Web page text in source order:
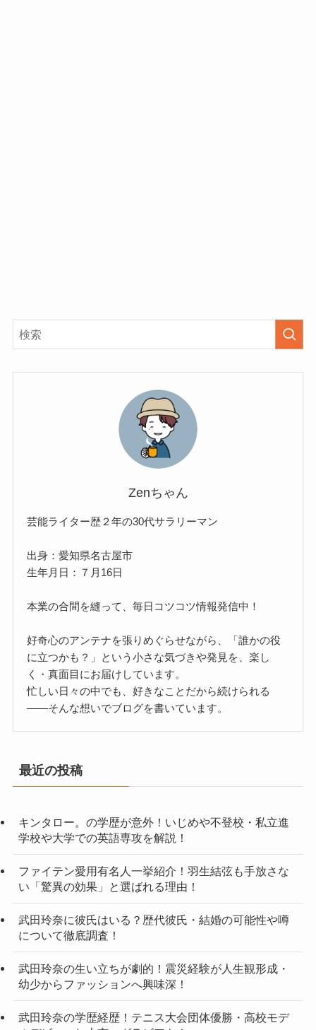
Zenちゃん
芸能ライター歴２年の30代サラリーマン
出身：愛知県名古屋市
生年月日：７月16日
本業の合間を縫って、毎日コツコツ情報発信中！
好奇心のアンテナを張りめぐらせながら、「誰かの役
に立つかも？」という小さな気づきや発見を、楽し
く・真面目にお届けしています。
忙しい日々の中でも、好きなことだから続けられる
——そんな想いでブログを書いています。
最近の投稿
キンタロー。の学歴が意外！いじめや不登校・私立進
学校や大学での英語専攻を解説！
ファイテン愛用有名人一挙紹介！羽生結弦も手放さな
い「驚異の効果」と選ばれる理由！
武田玲奈に彼氏はいる？歴代彼氏・結婚の可能性や噂
について徹底調査！
武田玲奈の生い立ちが劇的！震災経験が人生観形成・
幼少からファッションへ興味深！
武田玲奈の学歴経歴！テニス大会団体優勝・高校モデ